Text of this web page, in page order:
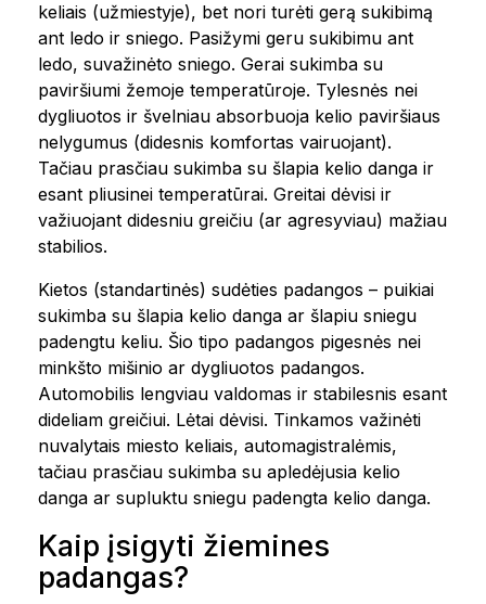
keliais (užmiestyje), bet nori turėti gerą sukibimą
ant ledo ir sniego. Pasižymi geru sukibimu ant
ledo, suvažinėto sniego. Gerai sukimba su
paviršiumi žemoje temperatūroje. Tylesnės nei
dygliuotos ir švelniau absorbuoja kelio paviršiaus
nelygumus (didesnis komfortas vairuojant).
Tačiau prasčiau sukimba su šlapia kelio danga ir
esant pliusinei temperatūrai. Greitai dėvisi ir
važiuojant didesniu greičiu (ar agresyviau) mažiau
stabilios.
Kietos (standartinės) sudėties padangos – puikiai
sukimba su šlapia kelio danga ar šlapiu sniegu
padengtu keliu. Šio tipo padangos pigesnės nei
minkšto mišinio ar dygliuotos padangos.
Automobilis lengviau valdomas ir stabilesnis esant
dideliam greičiui. Lėtai dėvisi. Tinkamos važinėti
nuvalytais miesto keliais, automagistralėmis,
tačiau prasčiau sukimba su apledėjusia kelio
danga ar supluktu sniegu padengta kelio danga.
Kaip įsigyti žiemines
padangas?